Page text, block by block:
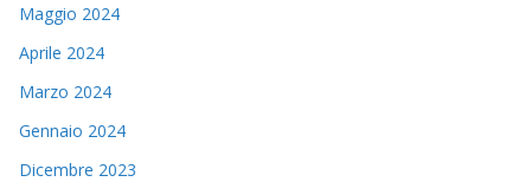
Maggio 2024
Aprile 2024
Marzo 2024
Gennaio 2024
Dicembre 2023